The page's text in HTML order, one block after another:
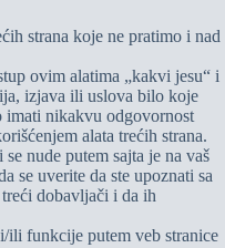
strana koje ne pratimo i nad
ovim alatima „kakvi jesu“ i
izjava ili uslova bilo koje
imati nikakvu odgovornost
alata trećih strana.
nude putem sajta je na vaš
se uverite da ste upoznati sa
dobavljači i da ih
ili funkcije putem veb stranice